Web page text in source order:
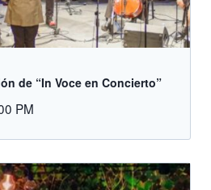
de “In Voce en Concierto”
PM